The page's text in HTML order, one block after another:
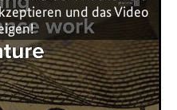
und das Video